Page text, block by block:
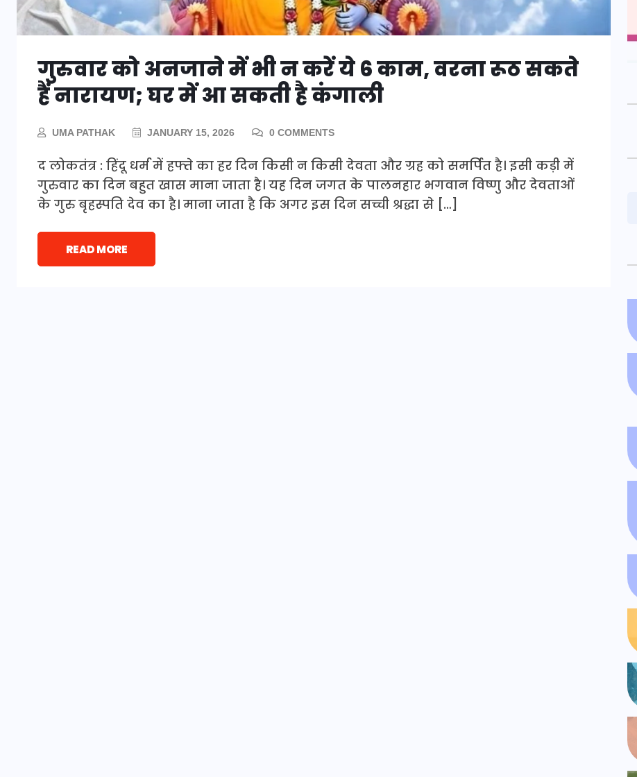
गुरुवार को अनजाने में भी न करें ये 6 काम, वरना रूठ सकते
हैं नारायण; घर में आ सकती है कंगाली
UMA PATHAK JANUARY 15, 2026 0 COMMENTS
द लोकतंत्र : हिंदू धर्म में हफ्ते का हर दिन किसी न किसी देवता और ग्रह को समर्पित है। इसी कड़ी में
गुरुवार का दिन बहुत खास माना जाता है। यह दिन जगत के पालनहार भगवान विष्णु और देवताओं
के गुरु बृहस्पति देव का है। माना जाता है कि अगर इस दिन सच्ची श्रद्धा से […]
READ MORE